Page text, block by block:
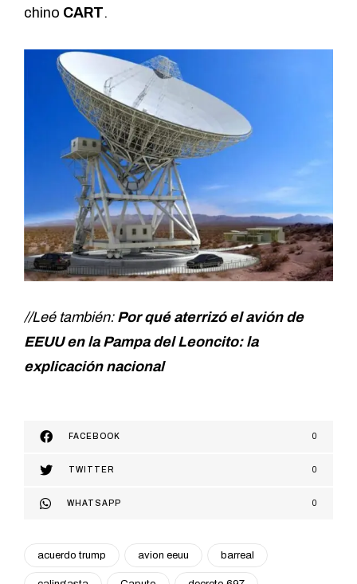
chino CART.
//Leé también: Por qué aterrizó el avión de
EEUU en la Pampa del Leoncito: la
explicación nacional
FACEBOOK 0
TWITTER 0
WHATSAPP 0
acuerdo trump avion eeuu barreal